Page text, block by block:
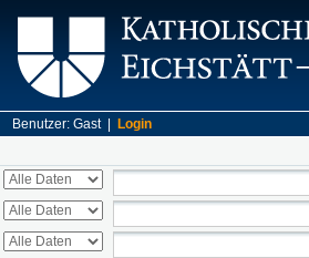
Benutzer: Gast | Login